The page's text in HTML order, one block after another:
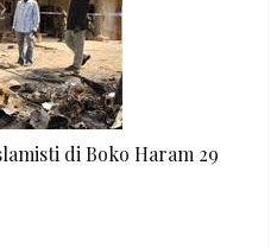
di Boko Haram 29